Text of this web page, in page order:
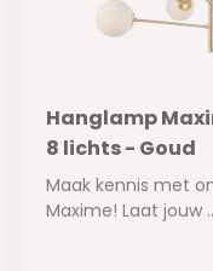
Hanglamp
8 lichts - Goud
Maak kennis met
Maxime! Laat jouw